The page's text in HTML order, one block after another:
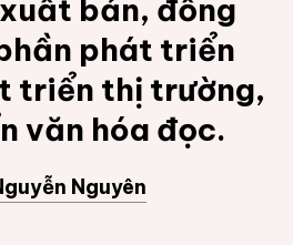
bản, đồng
phát triển
triển thị trường,
văn hóa đọc.
Nguyên